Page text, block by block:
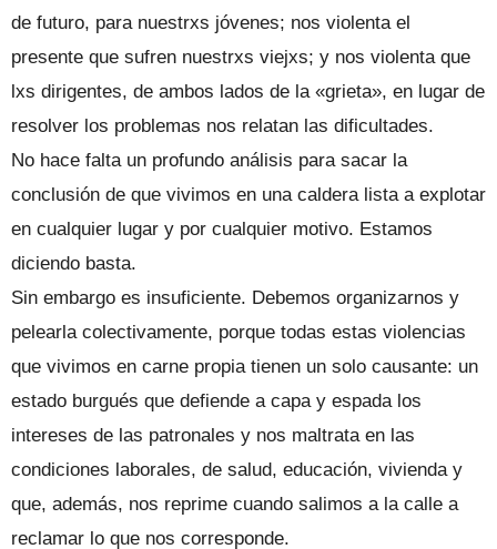
de futuro, para nuestrxs jóvenes; nos violenta el
presente que sufren nuestrxs viejxs; y nos violenta que
lxs dirigentes, de ambos lados de la «grieta», en lugar de
resolver los problemas nos relatan las dificultades.
No hace falta un profundo análisis para sacar la
conclusión de que vivimos en una caldera lista a explotar
en cualquier lugar y por cualquier motivo. Estamos
diciendo basta.
Sin embargo es insuficiente. Debemos organizarnos y
pelearla colectivamente, porque todas estas violencias
que vivimos en carne propia tienen un solo causante: un
estado burgués que defiende a capa y espada los
intereses de las patronales y nos maltrata en las
condiciones laborales, de salud, educación, vivienda y
que, además, nos reprime cuando salimos a la calle a
reclamar lo que nos corresponde.